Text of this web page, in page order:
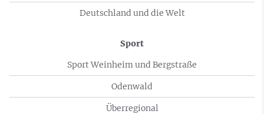
Deutschland und die Welt
Sport
Sport Weinheim und Bergstraße
Odenwald
Überregional